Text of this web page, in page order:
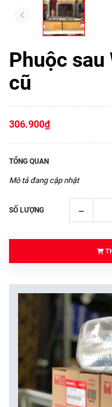
Phuộc sau
cũ
306.900₫
TỔNG QUAN
Mô tả đang cập nhật
SỐ LƯỢNG